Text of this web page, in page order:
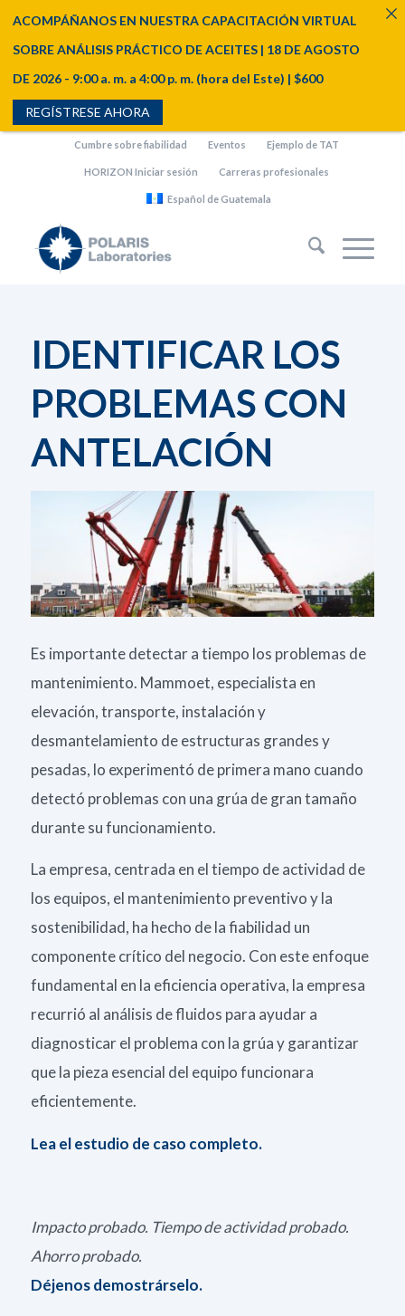
Cumbre sobre fiabilidad Eventos Ejemplo de TAT
HORIZON Iniciar sesión Carreras profesionales
Español de Guatemala
IDENTIFICAR LOS
PROBLEMAS CON
ANTELACIÓN
Es importante detectar a tiempo los problemas de
mantenimiento. Mammoet, especialista en
elevación, transporte, instalación y
desmantelamiento de estructuras grandes y
pesadas, lo experimentó de primera mano cuando
detectó problemas con una grúa de gran tamaño
durante su funcionamiento.
La empresa, centrada en el tiempo de actividad de
los equipos, el mantenimiento preventivo y la
sostenibilidad, ha hecho de la fiabilidad un
componente crítico del negocio. Con este enfoque
fundamental en la eficiencia operativa, la empresa
recurrió al análisis de fluidos para ayudar a
diagnosticar el problema con la grúa y garantizar
que la pieza esencial del equipo funcionara
eficientemente.
Lea el estudio de caso completo.
Impacto probado. Tiempo de actividad probado.
Ahorro probado.
Déjenos demostrárselo.
ACOMPÁÑANOS EN NUESTRA CAPACITACIÓN VIRTUAL
SOBRE ANÁLISIS PRÁCTICO DE ACEITES | 18 DE AGOSTO
DE 2026 - 9:00 a. m. a 4:00 p. m. (hora del Este) | $600
REGÍSTRESE AHORA